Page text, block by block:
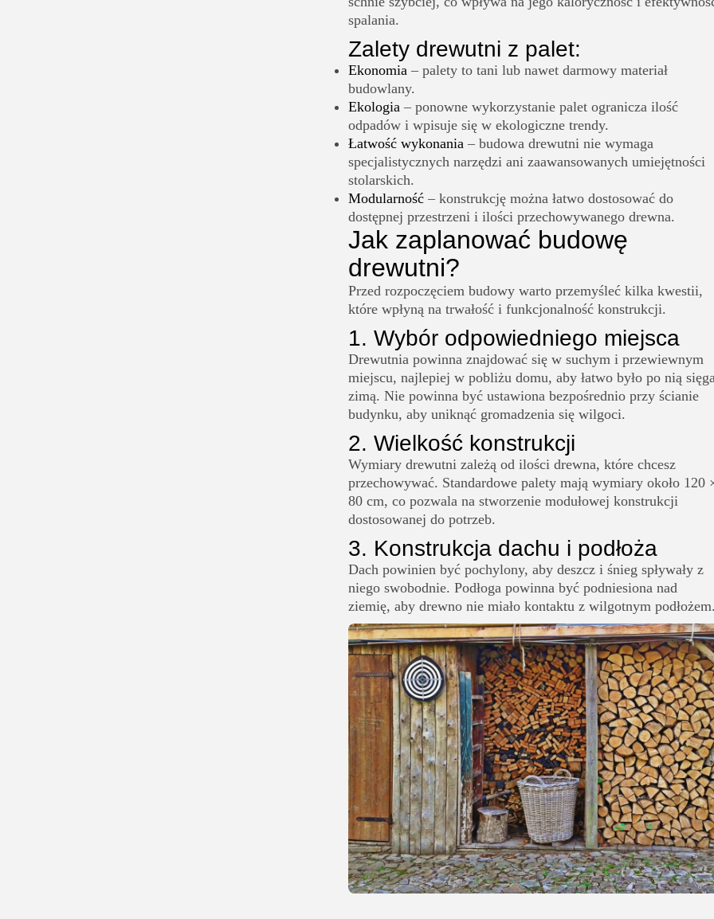
spalania.
Zalety drewutni z palet:
Ekonomia – palety to tani lub nawet darmowy materiał
budowlany.
Ekologia – ponowne wykorzystanie palet ogranicza ilość
odpadów i wpisuje się w ekologiczne trendy.
Łatwość wykonania – budowa drewutni nie wymaga
specjalistycznych narzędzi ani zaawansowanych umiejętności
stolarskich.
Modularność – konstrukcję można łatwo dostosować do
dostępnej przestrzeni i ilości przechowywanego drewna.
Jak zaplanować budowę
drewutni?
Przed rozpoczęciem budowy warto przemyśleć kilka kwestii,
które wpłyną na trwałość i funkcjonalność konstrukcji.
1. Wybór odpowiedniego miejsca
Drewutnia powinna znajdować się w suchym i przewiewnym
miejscu, najlepiej w pobliżu domu, aby łatwo było po nią
zimą. Nie powinna być ustawiona bezpośrednio przy ścianie
budynku, aby uniknąć gromadzenia się wilgoci.
2. Wielkość konstrukcji
Wymiary drewutni zależą od ilości drewna, które chcesz
przechowywać. Standardowe palety mają wymiary około 120
80 cm, co pozwala na stworzenie modułowej konstrukcji
dostosowanej do potrzeb.
3. Konstrukcja dachu i podłoża
Dach powinien być pochylony, aby deszcz i śnieg spływały z
niego swobodnie. Podłoga powinna być podniesiona nad
ziemię, aby drewno nie miało kontaktu z wilgotnym